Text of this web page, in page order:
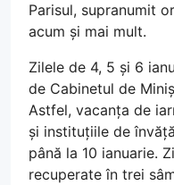
Parisul, supranumit
acum și mai mult.
Zilele de 4, 5 și 6
de Cabinetul de
Astfel, vacanța de
și instituțiile de
până la 10 ianuarie.
recuperate în trei